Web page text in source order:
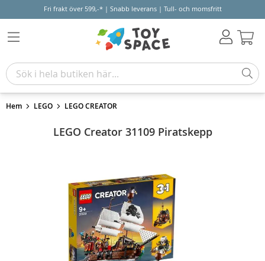
Fri frakt över 599,-* | Snabb leverans | Tull- och momsfritt
Hem LEGO LEGO CREATOR
LEGO Creator 31109 Piratskepp